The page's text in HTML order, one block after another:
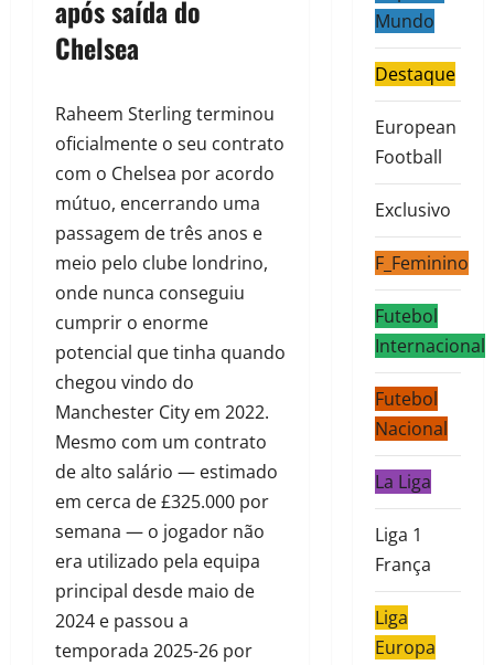
após saída do
Chelsea
Raheem Sterling terminou
oficialmente o seu contrato
com o Chelsea por acordo
mútuo, encerrando uma
passagem de três anos e
meio pelo clube londrino,
onde nunca conseguiu
cumprir o enorme
potencial que tinha quando
chegou vindo do
Manchester City em 2022.
Mesmo com um contrato
de alto salário — estimado
em cerca de £325.000 por
semana — o jogador não
era utilizado pela equipa
principal desde maio de
2024 e passou a
temporada 2025-26 por
Mundo
Destaque
European
Football
Exclusivo
F_Feminino
Futebol
Internacional
Futebol
Nacional
La Liga
Liga 1
França
Liga
Europa